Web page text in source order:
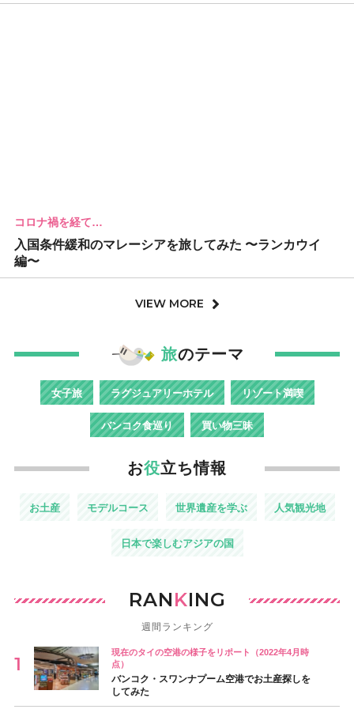
コロナ禍を経て…
入国条件緩和のマレーシアを旅してみた 〜ランカウイ
編〜
VIEW MORE
旅のテーマ
女子旅 ラグジュアリーホテル リゾート満喫
バンコク食巡り 買い物三昧
お役立ち情報
お土産 モデルコース 世界遺産を学ぶ 人気観光地
日本で楽しむアジアの国
RANKING
週間ランキング
現在のタイの空港の様子をリポート（2022年4月時
点）
バンコク・スワンナプーム空港でお土産探しを
してみた